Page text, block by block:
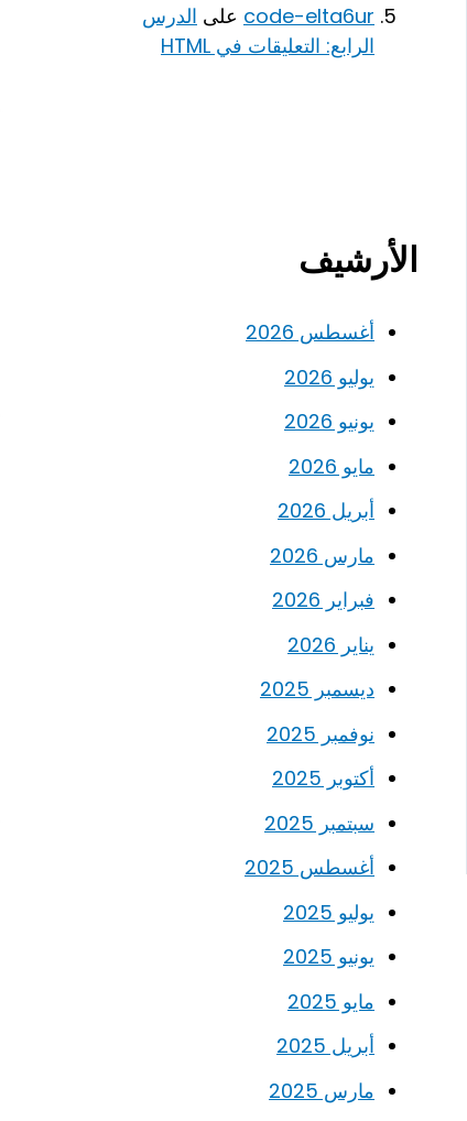
code-elta6ur على الدرس
الرابع: التعليقات في HTML
الأرشيف
أغسطس 2026
يوليو 2026
يونيو 2026
مايو 2026
أبريل 2026
مارس 2026
فبراير 2026
يناير 2026
ديسمبر 2025
نوفمبر 2025
أكتوبر 2025
سبتمبر 2025
أغسطس 2025
يوليو 2025
يونيو 2025
مايو 2025
أبريل 2025
مارس 2025